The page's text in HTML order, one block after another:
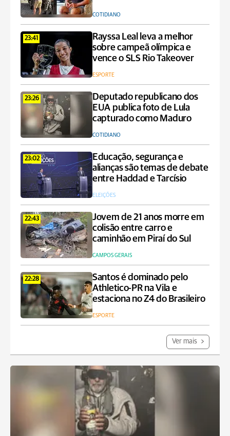
COTIDIANO
23:41
Rayssa Leal leva a melhor
sobre campeã olímpica e
vence o SLS Rio Takeover
ESPORTE
23:26
Deputado republicano dos
EUA publica foto de Lula
capturado como Maduro
COTIDIANO
23:02
Educação, segurança e
alianças são temas de debate
entre Haddad e Tarcísio
ELEIÇÕES
22:43
Jovem de 21 anos morre em
colisão entre carro e
caminhão em Piraí do Sul
CAMPOS GERAIS
22:28
Santos é dominado pelo
Athletico-PR na Vila e
estaciona no Z4 do Brasileiro
ESPORTE
Ver mais